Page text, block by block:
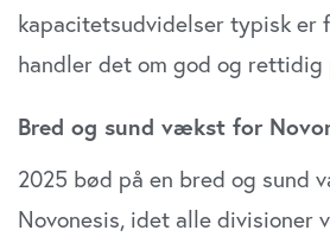
kapacitetsudvidelser typisk er
handler det om god og
Bred og sund vækst for
2025 bød på en bred og sund
Novonesis, idet alle divisioner